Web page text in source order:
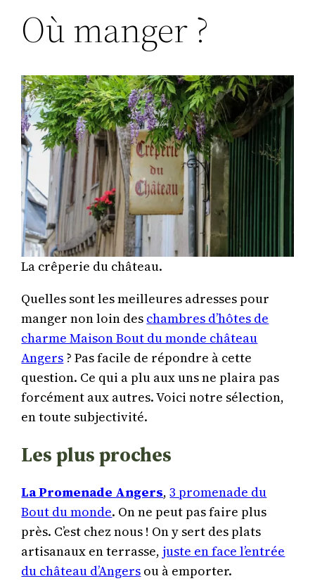
Où manger ?
La crêperie du château.
Quelles sont les meilleures adresses pour
manger non loin des chambres d’hôtes de
charme Maison Bout du monde château
Angers ? Pas facile de répondre à cette
question. Ce qui a plu aux uns ne plaira pas
forcément aux autres. Voici notre sélection,
en toute subjectivité.
Les plus proches
La Promenade Angers,3 promenade du
Bout du monde. On ne peut pas faire plus
près. C’est chez nous ! On y sert des plats
artisanaux en terrasse, juste en face l’entrée
du château d’Angers ou à emporter.